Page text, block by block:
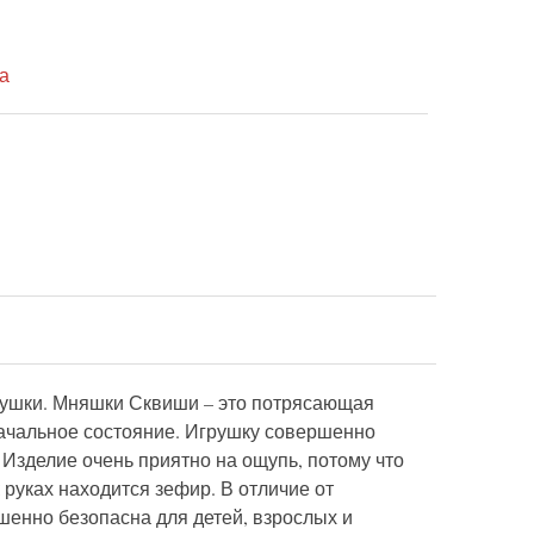
Мняшки Сквиши – это потрясающая
состояние. Игрушку совершенно
очень приятно на ощупь, потому что
находится зефир. В отличие от
безопасна для детей, взрослых и